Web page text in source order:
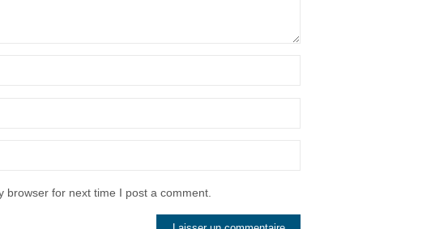
browser for next time I post a comment.